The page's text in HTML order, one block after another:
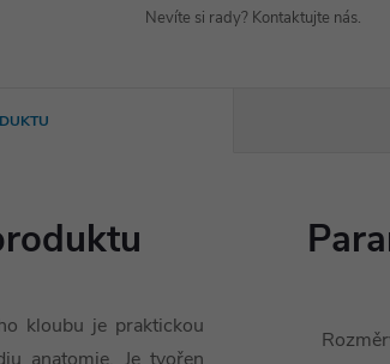
Nevíte si rady? Kontaktujte nás.
kloubu je praktickou